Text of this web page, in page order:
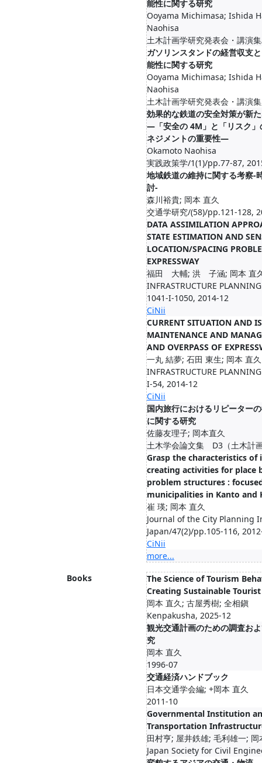
能性に関する研究
Ooyama Michimasa; Ishida
Naohisa
土木計画学研究発表会・講演
ガソリンスタンドの経営収支
能性に関する研究
Ooyama Michimasa; Ishida
Naohisa
土木計画学研究発表会・講演
効果的な鉄道の安全対策が新
―「安全の 4M」と「リスク」
ネジメントの重要性―
Okamoto Naohisa
実践政策学/1(1)/pp.77-87,
地域鉄道の維持に関する考察-
討-
森川裕貴; 岡本 直久
交通学研究/(58)/pp.121-128,
DATA ASSIMILATION
STATE ESTIMATION AND
LOCATION/SPACING
EXPRESSWAY
福田 大輔; 洪 子涵; 岡本 直
INFRASTRUCTURE
1041-I-1050, 2014-12
CiNii
CURRENT SITUATION AND
MAINTENANCE AND
AND OVERPASS OF
一丸 結夢; 石田 東生; 岡本 直久
INFRASTRUCTURE
I-54, 2014-12
CiNii
国内旅行におけるリピーター
に関する研究
佐藤友理子; 岡本直久
土木学会論文集 D3（土木計
Grasp the characteristics
creating activities for place
problem structures :
municipalities in Kanto and
崔 瑛; 岡本 直久
Journal of the City Planning
Japan/47(2)/pp.105-116,
CiNii
more...
Books
The Science of Tourism
Creating Sustainable
岡本 直久; 古屋秀樹; 全相鎭
Kenpakusha, 2025-12
観光交通計画のための調査お
究
岡本 直久
1996-07
交通経済ハンドブック
日本交通学会編; +岡本 直久
2011-10
Governmental Institution
Transportation
田村亨; 屋井鉄雄; 毛利雄一;
Japan Society for Civil